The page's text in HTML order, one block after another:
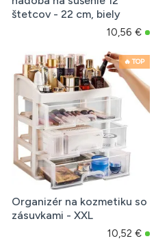
štetcov - 22 cm, biely
10,56 €
🔥 TOP
Organizér na kozmetiku so
zásuvkami - XXL
10,52 €